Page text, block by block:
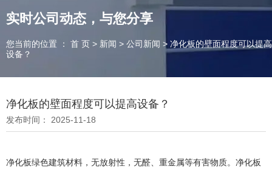
全国服务热线：
实时公司动态，与您分享
您当前的位置 ： 首 页 > 新闻 > 公司新闻 > 净化板的壁面程度可以提高
设备？
净化板的壁面程度可以提高设备？
发布时间： 2025-11-18
净化板绿色建筑材料，无放射性，无醛、重金属等有害物质。净化板